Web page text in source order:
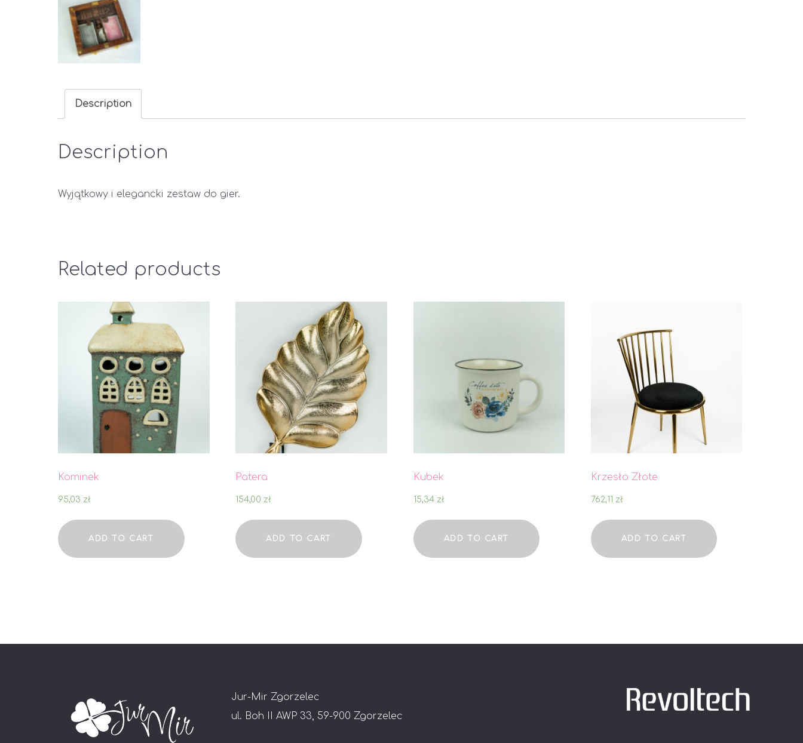
Description
Description
Wyjątkowy i elegancki zestaw do gier.
Related products
Kominek
95,03 zł
ADD TO CART
Patera
154,00 zł
ADD TO CART
Kubek
15,34 zł
ADD TO CART
Krzesło Złote
762,11 zł
ADD TO CART
Jur-Mir Zgorzelec
ul. Boh II AWP 33, 59-900 Zgorzelec